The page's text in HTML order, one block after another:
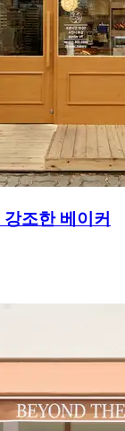
조한 베이커